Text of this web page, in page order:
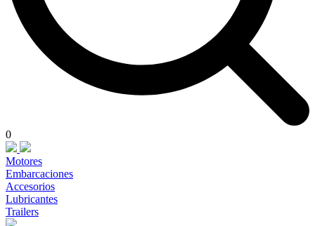
0
Motores
Embarcaciones
Accesorios
Lubricantes
Trailers